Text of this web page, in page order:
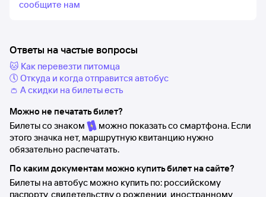
сообщите нам
Ответы на частые вопросы
🐱 Как перевезти питомца
🕔 Откуда и когда отправится автобус
👛 А скидки на билеты есть
Можно не печатать билет?
Билеты со знаком
можно показать со смартфона. Если
этого значка нет, маршрутную квитанцию нужно
обязательно распечатать.
По каким документам можно купить билет на сайте?
Билеты на автобус можно купить по: российскому
паспорту, свидетельству о рождении, иностранному